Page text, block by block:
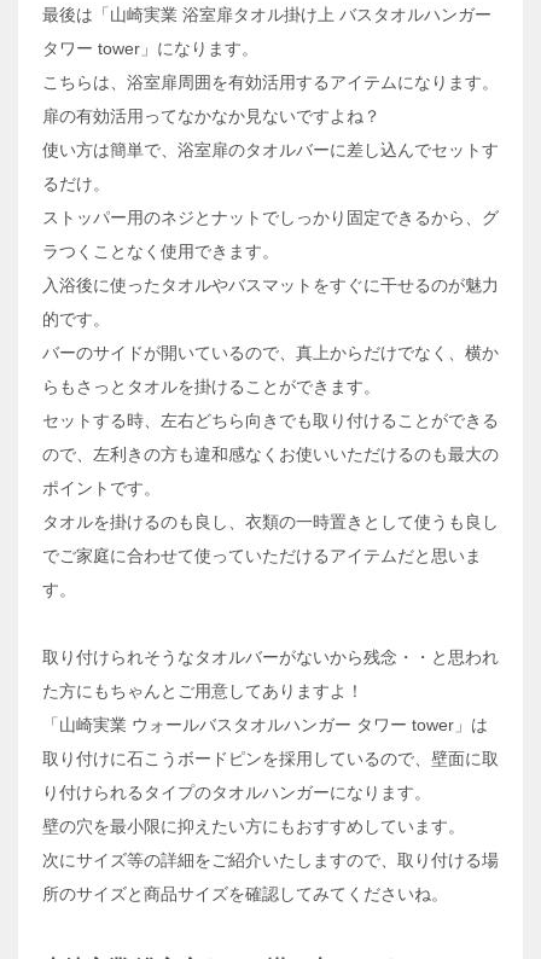
最後は「山崎実業 浴室扉タオル掛け上 バスタオルハンガー
タワー tower」になります。
こちらは、浴室扉周囲を有効活用するアイテムになります。
扉の有効活用ってなかなか見ないですよね？
使い方は簡単で、浴室扉のタオルバーに差し込んでセットす
るだけ。
ストッパー用のネジとナットでしっかり固定できるから、グ
ラつくことなく使用できます。
入浴後に使ったタオルやバスマットをすぐに干せるのが魅力
的です。
バーのサイドが開いているので、真上からだけでなく、横か
らもさっとタオルを掛けることができます。
セットする時、左右どちら向きでも取り付けることができる
ので、左利きの方も違和感なくお使いいただけるのも最大の
ポイントです。
タオルを掛けるのも良し、衣類の一時置きとして使うも良し
でご家庭に合わせて使っていただけるアイテムだと思いま
す。
取り付けられそうなタオルバーがないから残念・・と思われ
た方にもちゃんとご用意してありますよ！
「山崎実業 ウォールバスタオルハンガー タワー tower」は
取り付けに石こうボードピンを採用しているので、壁面に取
り付けられるタイプのタオルハンガーになります。
壁の穴を最小限に抑えたい方にもおすすめしています。
次にサイズ等の詳細をご紹介いたしますので、取り付ける場
所のサイズと商品サイズを確認してみてくださいね。